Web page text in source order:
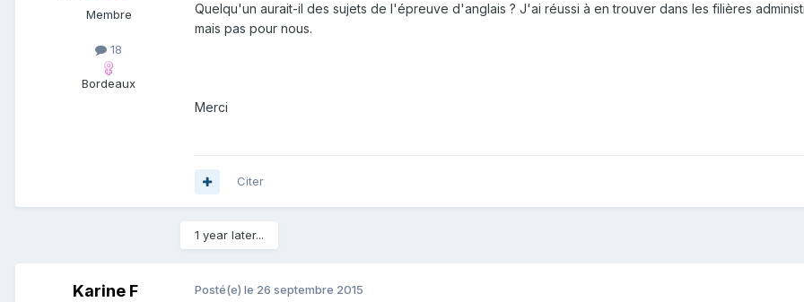
Membre
18
Bordeaux
Quelqu'un aurait-il des sujets de l'épreuve d'anglais ? J'ai réussi à en trouver dans les filières
mais pas pour nous.
Merci
Citer
1 year later...
Karine F Posté(e) le 26 septembre 2015